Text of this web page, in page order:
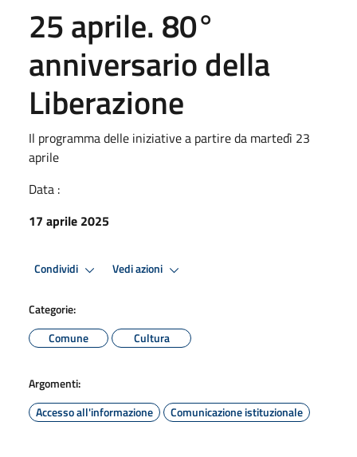
25 aprile. 80°
anniversario della
Liberazione
Il programma delle iniziative a partire da martedì 23
aprile
Data :
17 aprile 2025
Condividi Vedi azioni
Categorie:
Comune
Cultura
Argomenti:
Accesso all'informazione
Comunicazione istituzionale